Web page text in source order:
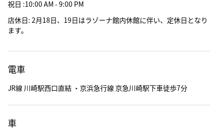
祝日 :10:00 AM - 9:00 PM
店休日: 2月18日、19日はラゾーナ館内休館に伴い、定休日となり
ます。
電車
JR線 川崎駅西口直結 ・京浜急行線 京急川崎駅下車徒歩7分
車